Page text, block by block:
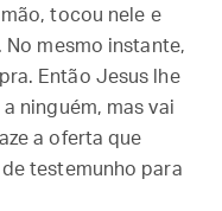
tocou nele e
No mesmo instante,
Então Jesus lhe
ninguém, mas vai
a oferta que
testemunho para